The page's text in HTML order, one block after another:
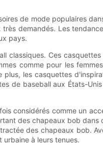
de mode populaires
demandés. Les
pays.
classiques. Ces
comme pour les
les casquettes
de baseball aux États-
considérés comme un
des chapeaux bob dans
des chapeaux bob.
à leurs tenues.